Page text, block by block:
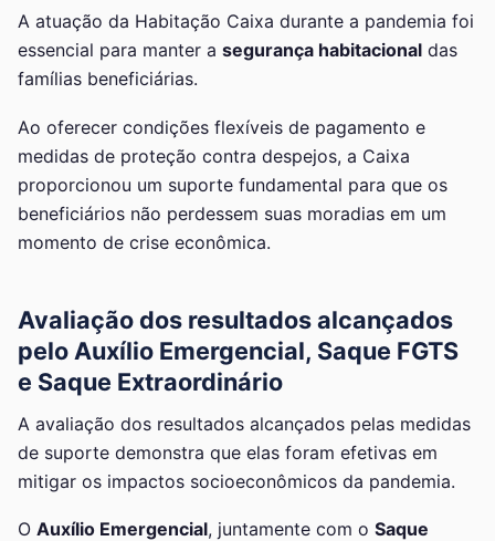
A atuação da Habitação Caixa durante a pandemia foi
essencial para manter a segurança habitacional das
famílias beneficiárias.
Ao oferecer condições flexíveis de pagamento e
medidas de proteção contra despejos, a Caixa
proporcionou um suporte fundamental para que os
beneficiários não perdessem suas moradias em um
momento de crise econômica.
Avaliação dos resultados alcançados
pelo Auxílio Emergencial, Saque FGTS
e Saque Extraordinário
A avaliação dos resultados alcançados pelas medidas
de suporte demonstra que elas foram efetivas em
mitigar os impactos socioeconômicos da pandemia.
O Auxílio Emergencial, juntamente com o Saque